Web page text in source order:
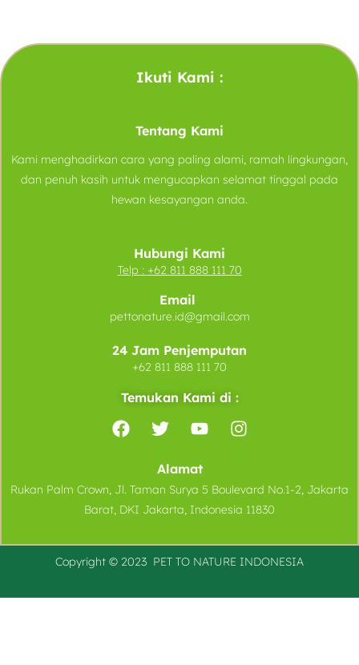
Ikuti Kami :
Tentang Kami
Kami menghadirkan cara yang paling alami, ramah lingkungan,
dan penuh kasih untuk mengucapkan selamat tinggal pada
hewan kesayangan anda.
Hubungi Kami
Telp : +62 811 888 111 70
Email
pettonature.id@gmail.com
24 Jam Penjemputan
+62 811 888 111 70
Temukan Kami di :
Alamat
Rukan Palm Crown, Jl. Taman Surya 5 Boulevard No.1-2, Jakarta
Barat, DKI Jakarta, Indonesia 11830
Copyright © 2023 PET TO NATURE INDONESIA